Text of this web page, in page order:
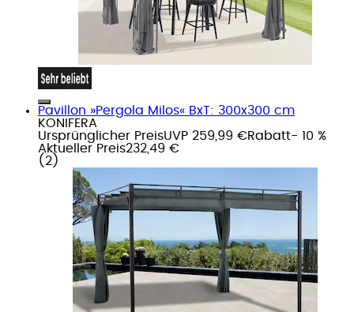
Pavillon »Pergola Milos« BxT: 300x300 cm
KONIFERA
Ursprünglicher PreisUVP 259,99 €Rabatt- 10 %
Aktueller Preis232,49 €
( 2 )